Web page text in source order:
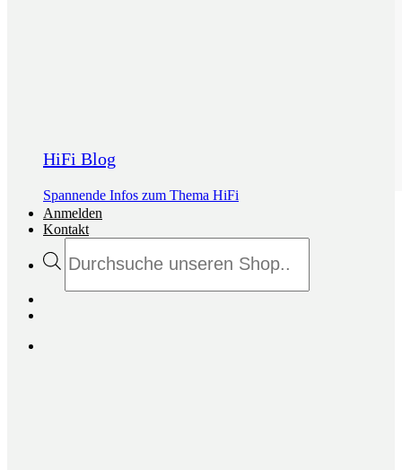
HiFi Blog
Spannende Infos zum Thema HiFi
Anmelden
Kontakt
search